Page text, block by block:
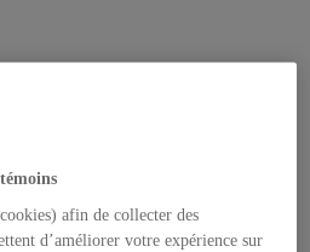
afin de collecter des
d’améliorer votre expérience sur